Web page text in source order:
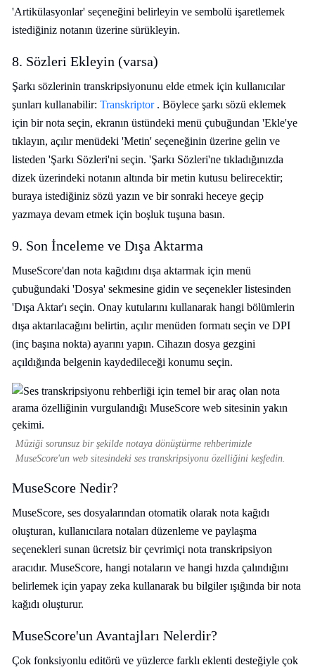
'Artikülasyonlar' seçeneğini belirleyin ve sembolü işaretlemek
istediğiniz notanın üzerine sürükleyin.
8. Sözleri Ekleyin (varsa)
Şarkı sözlerinin transkripsiyonunu elde etmek için kullanıcılar
şunları kullanabilir: Transkriptor. Böylece şarkı sözü eklemek
için bir nota seçin, ekranın üstündeki menü çubuğundan 'Ekle'ye
tıklayın, açılır menüdeki 'Metin' seçeneğinin üzerine gelin ve
listeden 'Şarkı Sözleri'ni seçin. 'Şarkı Sözleri'ne tıkladığınızda
dizek üzerindeki notanın altında bir metin kutusu belirecektir;
buraya istediğiniz sözü yazın ve bir sonraki heceye geçip
yazmaya devam etmek için boşluk tuşuna basın.
9. Son İnceleme ve Dışa Aktarma
MuseScore'dan nota kağıdını dışa aktarmak için menü
çubuğundaki 'Dosya' sekmesine gidin ve seçenekler listesinden
'Dışa Aktar'ı seçin. Onay kutularını kullanarak hangi bölümlerin
dışa aktarılacağını belirtin, açılır menüden formatı seçin ve DPI
(inç başına nokta) ayarını yapın. Cihazın dosya gezgini
açıldığında belgenin kaydedileceği konumu seçin.
Müziği sorunsuz bir şekilde notaya dönüştürme rehberimizle
MuseScore'un web sitesindeki ses transkripsiyonu özelliğini keşfedin.
MuseScore Nedir?
MuseScore, ses dosyalarından otomatik olarak nota kağıdı
oluşturan, kullanıcılara notaları düzenleme ve paylaşma
seçenekleri sunan ücretsiz bir çevrimiçi nota transkripsiyon
aracıdır. MuseScore, hangi notaların ve hangi hızda çalındığını
belirlemek için yapay zeka kullanarak bu bilgiler ışığında bir nota
kağıdı oluşturur.
MuseScore'un Avantajları Nelerdir?
Çok fonksiyonlu editörü ve yüzlerce farklı eklenti desteğiyle çok